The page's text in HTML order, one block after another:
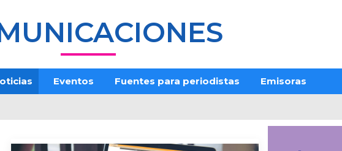
Eventos Fuentes para periodistas Emisoras